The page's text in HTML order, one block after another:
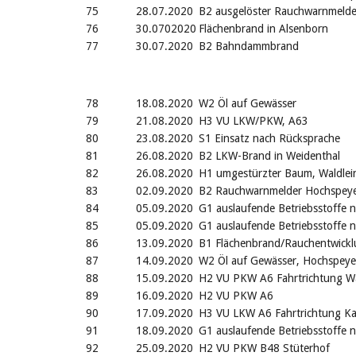
75 28.07.2020 B2 ausgelöster
76
30.0702020 Flächenbrand in Alsenborn
77
30.07.2020 B2 Bahndammbrand
78 18.08.2020 W2 Öl auf Gewässer
79
21.08.2020 H3 VU LKW/PKW, A63
80
23.08.2020 S1 Einsatz nach Rücksprache
81
26.08.2020 B2 LKW-Brand in Weidenthal
82
26.08.2020 H1 umgestürzter Baum,
83
02.09.2020 B2 Rauchwarnmelder
84
05.09.2020 G1 auslaufende Betriebsstoffe
85
05.09.2020 G1 auslaufende Betriebsstoffe
86
13.09.2020 B1 Flächenbrand/
87
14.09.2020 W2 Öl auf Gewässer,
88
15.09.2020 H2 VU PKW A6 Fahrtrichtung
89
16.09.2020 H2 VU PKW A6
90
17.09.2020 H3 VU LKW A6 Fahrtrichtung
91
18.09.2020 G1 auslaufende Betriebsstoffe
92
25.09.2020 H2 VU PKW B48 Stüterhof